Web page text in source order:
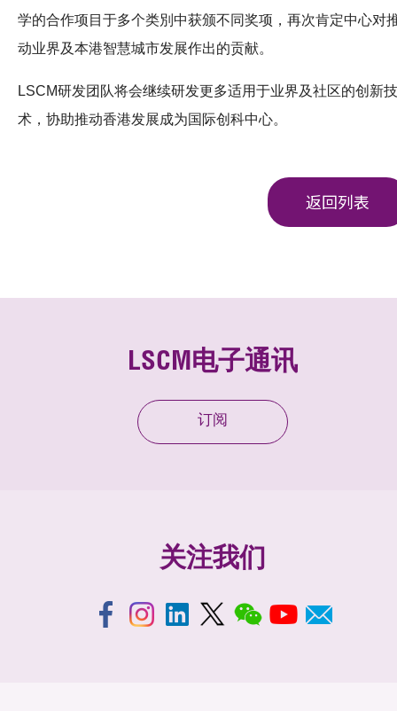
学的合作项目于多个类別中获颁不同奖项，再次肯定中心对
动业界及本港智慧城市发展作出的贡献。
LSCM研发团队将会继续研发更多适用于业界及社区的创新技
术，协助推动香港发展成为国际创科中心。
返回列表
LSCM电子通讯
订阅
关注我们